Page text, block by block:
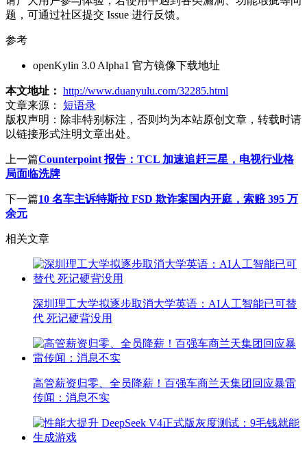
题，可通过社区提交 Issue 进行反馈。
参考
openKylin 3.0 Alpha1 官方镜像下载地址
本文地址： http://www.duanyulu.com/32285.html
文章来源：
短语录
版权声明： 除非特别标注，否则均为本站原创文章，转载时请
以链接形式注明文章出处。
上一篇Counterpoint 报告：TCL 加速追赶三星，电视行业格
局面临洗牌
下一篇10 名车主诉特斯拉 FSD 欺诈案国内开庭，索赔 395 万
余元
相关文章
深圳理工大学拟逐步取消大学英语：AI人工智能已可替
代 死记硬背没用
高管薪资归零、全员降薪！百强车商兰天集团回应暴雷
传闻：消息不实